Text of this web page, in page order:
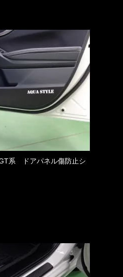
系 ドアパネル傷防止シ